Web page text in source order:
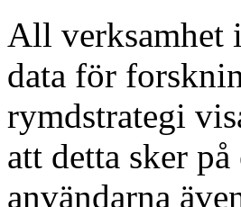
All verksamhet
data för
rymdstrategi
att detta sker
användarna